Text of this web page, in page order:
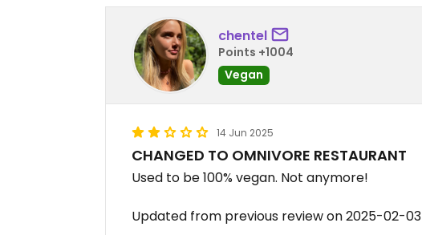
chentel
Points +1004
Vegan
14 Jun 2025
CHANGED TO OMNIVORE RESTAURANT
Used to be 100% vegan. Not anymore!
Updated from previous review on 2025-02-03